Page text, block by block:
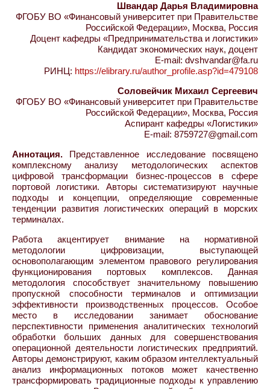
Швандар Дарья Владимировна
ФГОБУ ВО «Финансовый университет при Правительстве
Российской Федерации», Москва, Россия
Доцент кафедры «Предпринимательства и логистики»
Кандидат экономических наук, доцент
E-mail: dvshvandar@fa.ru
РИНЦ: https://elibrary.ru/author_profile.asp?id=479108
Соловейчик Михаил Сергеевич
ФГОБУ ВО «Финансовый университет при Правительстве
Российской Федерации», Москва, Россия
Аспирант кафедры «Логистики»
E-mail: 8759727@gmail.com
Аннотация. Представленное исследование посвящено
комплексному анализу методологических аспектов
цифровой трансформации бизнес-процессов в сфере
портовой логистики. Авторы систематизируют научные
подходы и концепции, определяющие современные
тенденции развития логистических операций в морских
терминалах.
Работа акцентирует внимание на нормативной
методологии цифровизации, выступающей
основополагающим элементом правового регулирования
функционирования портовых комплексов. Данная
методология способствует значительному повышению
пропускной способности терминалов и оптимизации
эффективности производственных процессов. Особое
место в исследовании занимает обоснование
перспективности применения аналитических технологий
обработки больших данных для совершенствования
операционной деятельности логистических предприятий.
Авторы демонстрируют, каким образом интеллектуальный
анализ информационных потоков может качественно
трансформировать традиционные подходы к управлению